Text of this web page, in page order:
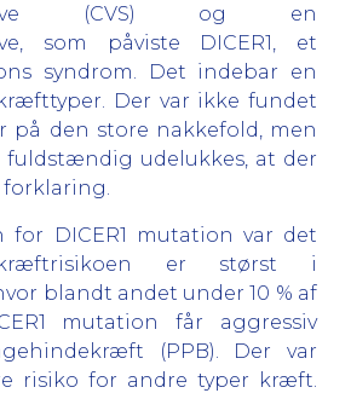
(CVS) og en
som påviste DICER1, et
syndrom. Det indebar en
Der var ikke fundet
på den store nakkefold, men
udelukkes, at der
for DICER1 mutation var det
er størst i
blandt andet under 10 % af
mutation får aggressiv
(PPB). Der var
risiko for andre typer kræft.